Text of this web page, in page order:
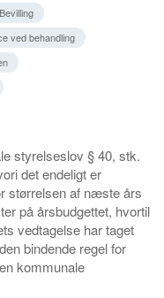
Bevilling
ved behandling
styrelseslov § 40, stk.
det endeligt er
størrelsen af næste års
på årsbudgettet, hvortil
vedtagelse har taget
bindende regel for
kommunale